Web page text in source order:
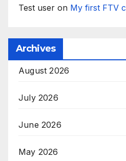
Test user on My first FTV
Archives
August 2026
July 2026
June 2026
May 2026